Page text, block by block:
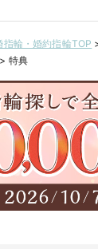
指輪・婚約指輪TOP
> 特典